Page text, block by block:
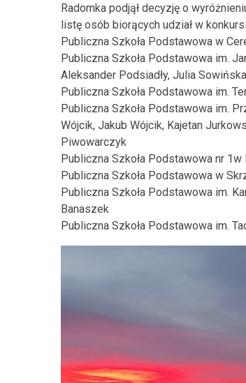
Radomka podjął decyzję o
listę osób biorących udział w
Publiczna Szkoła Podstawowa w
Publiczna Szkoła Podstawowa im.
Aleksander Podsiadły, Julia
Publiczna Szkoła Podstawowa im.
Publiczna Szkoła Podstawowa im.
Wójcik, Jakub Wójcik, Kajetan
Piwowarczyk
Publiczna Szkoła Podstawowa nr
Publiczna Szkoła Podstawowa w
Publiczna Szkoła Podstawowa im.
Banaszek
Publiczna Szkoła Podstawowa im.